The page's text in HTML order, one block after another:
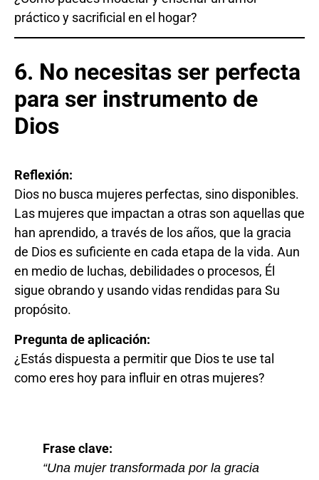
práctico y sacrificial en el hogar?
6. No necesitas ser perfecta
para ser instrumento de
Dios
Reflexión:
Dios no busca mujeres perfectas, sino disponibles.
Las mujeres que impactan a otras son aquellas que
han aprendido, a través de los años, que la gracia
de Dios es suficiente en cada etapa de la vida. Aun
en medio de luchas, debilidades o procesos, Él
sigue obrando y usando vidas rendidas para Su
propósito.
Pregunta de aplicación:
¿Estás dispuesta a permitir que Dios te use tal
como eres hoy para influir en otras mujeres?
Frase clave:
“Una mujer transformada por la gracia